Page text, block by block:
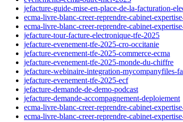
jefacture-guide-mise-en-place-de-la-facturation-
ecma-livre-blanc-creer-reprendre-cabinet-
ecma-livre-blanc-creer-reprendre-cabinet-
jefacture-tour-facture-electronique-tfe-2025
jefacture-evenement-tfe-2025-cro-occitanie
jefacture-evenement-tfe-2025-commerce-ecma
jefacture-evenement-tfe-2025-monde-du-chiffre
jefacture-webinaire-integration-mycompanyfiles-
jefacture-evenement-tfe-2025-ecf
jefacture-demande-de-demo-podcast
jefacture-demande-accompagnement-deploiement
ecma-livre-blanc-creer-reprendre-cabinet-
ecma-livre-blanc-creer-reprendre-cabinet-